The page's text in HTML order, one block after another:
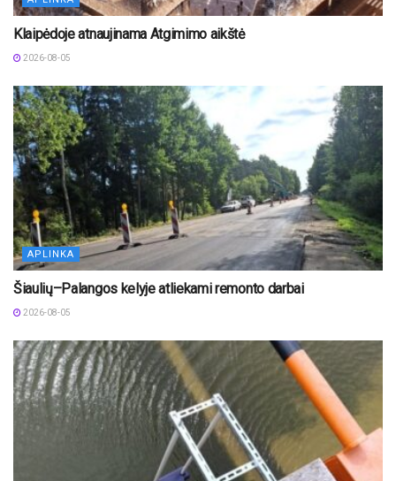
Klaipėdoje atnaujinama Atgimimo aikštė
2026-08-05
APLINKA
Šiaulių–Palangos kelyje atliekami remonto darbai
2026-08-05